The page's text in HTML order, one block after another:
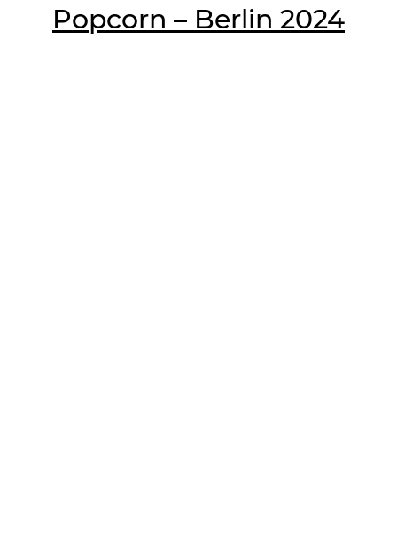
Popcorn – Berlin 2024